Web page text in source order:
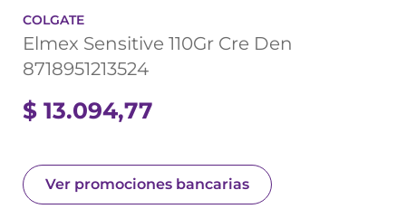
COLGATE
Elmex Sensitive 110Gr Cre Den
8718951213524
$ 13.094,77
Ver promociones bancarias